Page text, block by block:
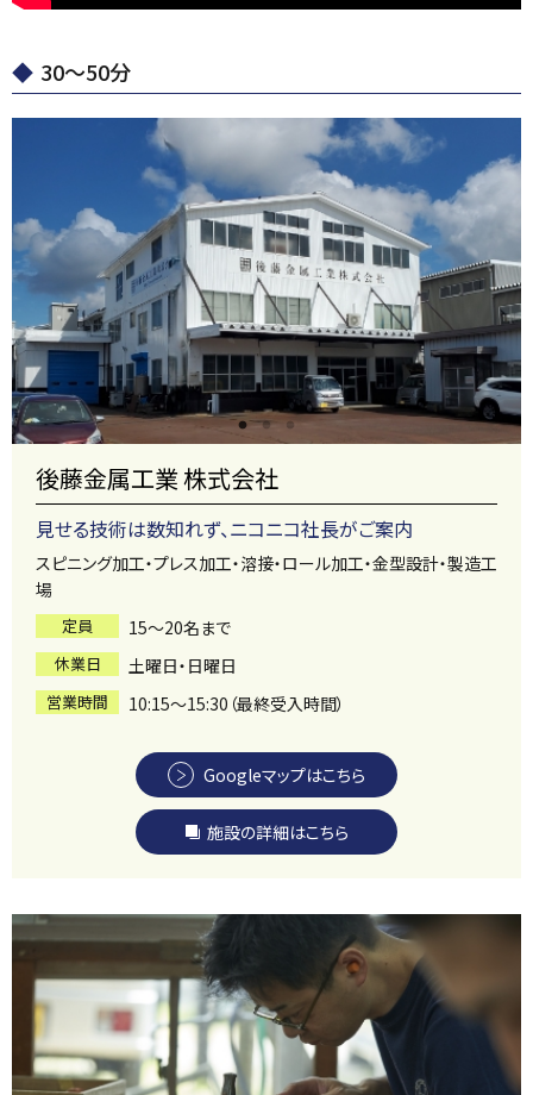
30～50分
後藤金属工業 株式会社
見せる技術は数知れず、ニコニコ社長がご案内
スピニング加工・プレス加工・溶接・ロール加工・金型設計・製造工
場
定員 15～20名まで
休業日 土曜日・日曜日
営業時間 10:15～15:30（最終受入時間）
Googleマップはこちら
施設の詳細はこちら